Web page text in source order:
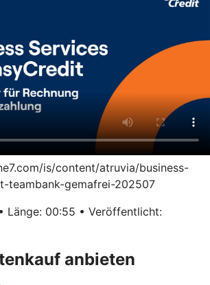
is/content/atruvia/business-
teambank-gemafrei-202507
Länge: 00:55 • Veröffentlicht:
anbieten